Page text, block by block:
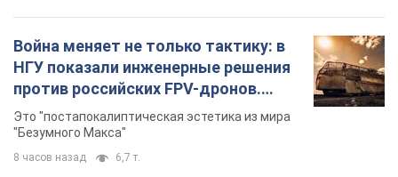
Война меняет не только тактику: в
НГУ показали инженерные решения
против российских FPV-дронов.
Фото
Это "постапокалиптическая эстетика из мира
"Безумного Макса"
8 часов назад 6,7 т.